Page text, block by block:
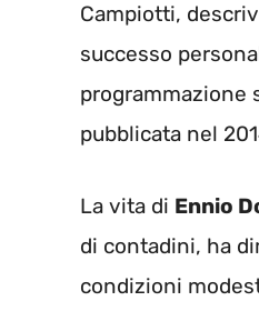
Campiotti,
successo
programmazione
pubblicata nel
La vita di Ennio
di contadini, ha
condizioni